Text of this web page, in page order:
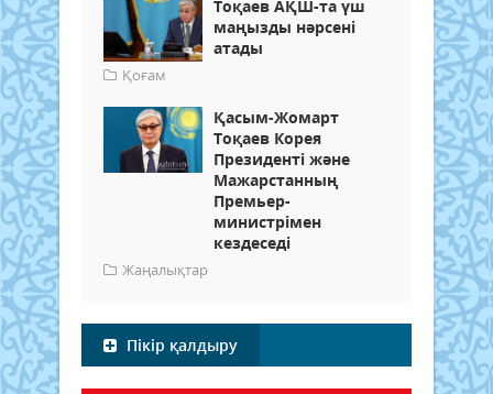
Тоқаев АҚШ-та үш
маңызды нәрсені
атады
Қоғам
Қасым-Жомарт
Тоқаев Корея
Президенті және
Мажарстанның
Премьер-
министрімен
кездеседі
Жаңалықтар
Пікір қалдыру